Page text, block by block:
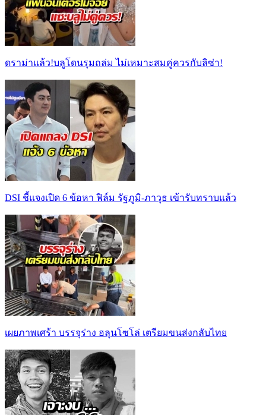
ดราม่าแล้ว!บลูโดนรุมถล่ม ไม่เหมาะสมคู่ควรกับลิซ่า!
DSI ชี้แจงเปิด 6 ข้อหา ฟิล์ม รัฐภูมิ-ภาวุธ เข้ารับทราบแล้ว
เผยภาพเศร้า บรรจุร่าง ฮลุนโซโล่ เตรียมขนส่งกลับไทย